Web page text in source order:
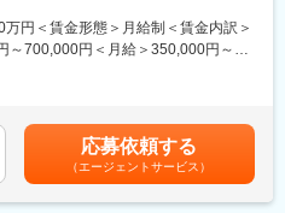
を検討しており、国家単位での顧客
。
指導します。
へ同行し、サポートを行いながら商
となります。
析装置メーカー）および販売店の管
おける、担当営業業務。
引き合い管理表への営業最新状況の入
円＜賃金形態＞月給制＜賃金内訳＞
～700,000円＜月給＞350,000円～
金額であり、選考を通じて上下する
)は固定手当を含めた表記です。
応募依頼する
（エージェントサービス）